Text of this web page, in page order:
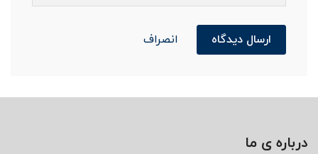
ارسال دیدگاه انصراف
درباره ی ما